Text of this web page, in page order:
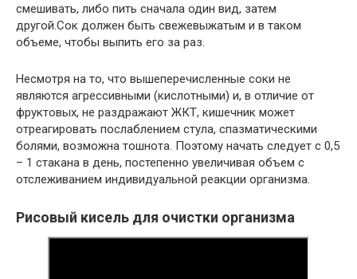
смешивать, либо пить сначала один вид, затем
другой.Сок должен быть свежевыжатым и в таком
объеме, чтобы выпить его за раз.
Несмотря на то, что вышеперечисленные соки не
являются агрессивными (кислотными) и, в отличие от
фруктовых, не раздражают ЖКТ, кишечник может
отреагировать послаблением стула, спазматическими
болями, возможна тошнота. Поэтому начать следует с 0,5
– 1 стакана в день, постепенно увеличивая объем с
отслеживанием индивидуальной реакции организма.
Рисовый кисель для очистки организма